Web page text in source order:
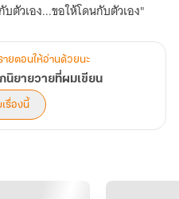
ยคนี้ "ขอให้โดนกับตัวเอง...ขอให้โดนกับตัวเอง"
ายตอนให้อ่านด้วยนะ
นิยายวายที่ผมเขียน
รื่องนี้